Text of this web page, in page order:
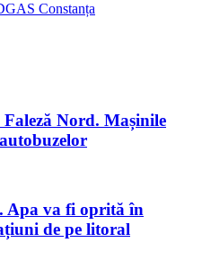
Constanța
Nord. Mașinile
Apa va fi oprită în
de pe litoral